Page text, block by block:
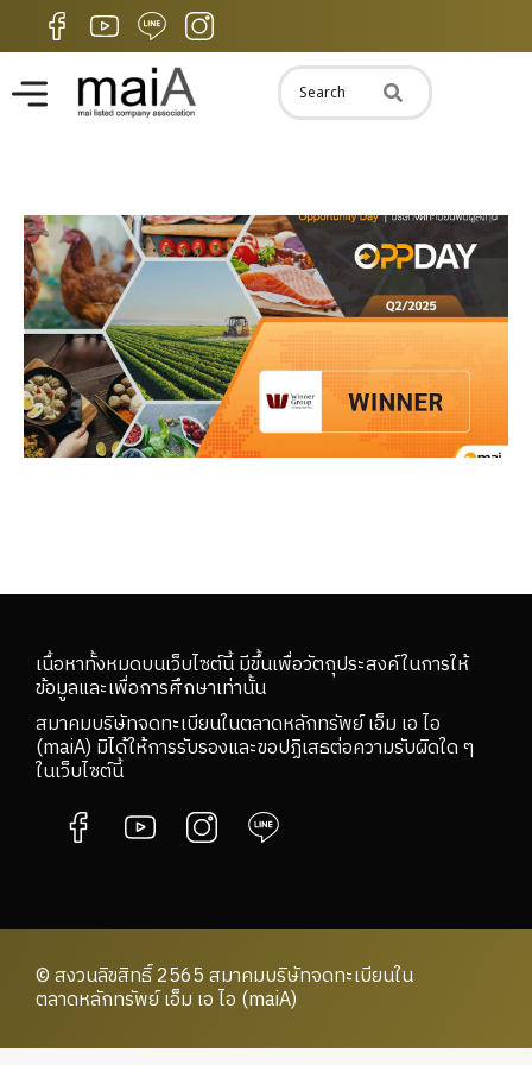
เนื้อหาทั้งหมดบนเว็บไซต์นี้ มีขึ้นเพื่อวัตถุประสงค์ในการให้
ข้อมูลและเพื่อการศึกษาเท่านั้น
สมาคมบริษัทจดทะเบียนในตลาดหลักทรัพย์ เอ็ม เอ ไอ
(maiA) มิได้ให้การรับรองและขอปฏิเสธต่อความรับผิดใด ๆ
ในเว็บไซต์นี้
© สงวนลิขสิทธิ์ 2565 สมาคมบริษัทจดทะเบียนใน
ตลาดหลักทรัพย์ เอ็ม เอ ไอ (maiA)